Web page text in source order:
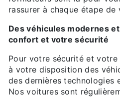
rassurer à chaque étape
Des véhicules modernes
confort et votre sécurité
Pour votre sécurité et
à votre disposition des
des dernières technologies
Nos voitures sont